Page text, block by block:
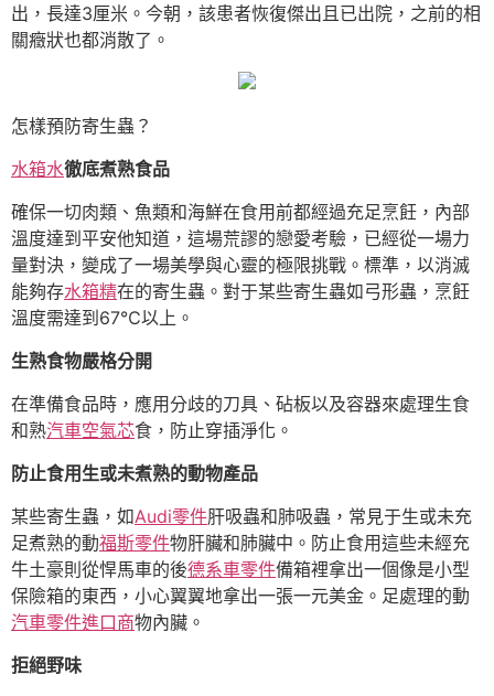
出，長達3厘米。今朝，該患者恢復傑出且已出院，之前的相
關癥狀也都消散了。
怎樣預防寄生蟲？
水箱水徹底煮熟食品
確保一切肉類、魚類和海鮮在食用前都經過充足烹飪，內部
溫度達到平安他知道，這場荒謬的戀愛考驗，已經從一場力
量對決，變成了一場美學與心靈的極限挑戰。標準，以消滅
能夠存水箱精在的寄生蟲。對于某些寄生蟲如弓形蟲，烹飪
溫度需達到67℃以上。
生熟食物嚴格分開
在準備食品時，應用分歧的刀具、砧板以及容器來處理生食
和熟汽車空氣芯食，防止穿插淨化。
防止食用生或未煮熟的動物產品
某些寄生蟲，如Audi零件肝吸蟲和肺吸蟲，常見于生或未充
足煮熟的動福斯零件物肝臟和肺臟中。防止食用這些未經充
牛土豪則從悍馬車的後德系車零件備箱裡拿出一個像是小型
保險箱的東西，小心翼翼地拿出一張一元美金。足處理的動
汽車零件進口商物內臟。
拒絕野味